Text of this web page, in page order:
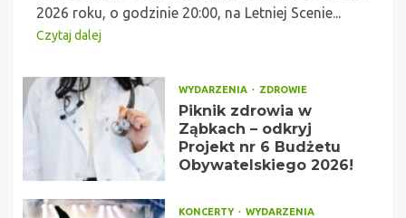
2026 roku, o godzinie 20:00, na Letniej Scenie...
Czytaj dalej
WYDARZENIA ZDROWIE
Piknik zdrowia w
Ząbkach – odkryj
Projekt nr 6 Budżetu
Obywatelskiego 2026!
KONCERTY WYDARZENIA